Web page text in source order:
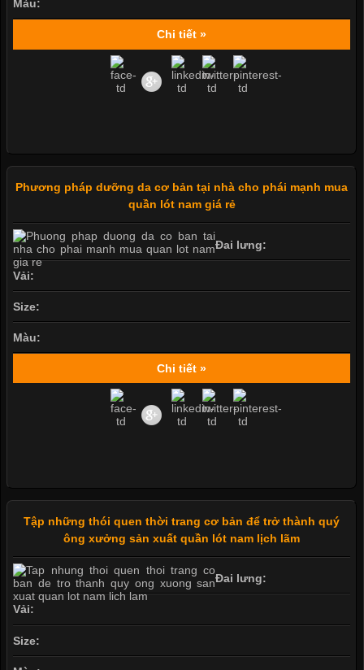
Màu:
Chi tiết »
Phương pháp dưỡng da cơ bản tại nhà cho phái mạnh mua
quần lót nam giá rẻ
Đai lưng:
Vải:
Size:
Màu:
Chi tiết »
Tập những thói quen thời trang cơ bản để trở thành quý
ông xưởng sản xuất quần lót nam lịch lãm
Đai lưng:
Vải:
Size: